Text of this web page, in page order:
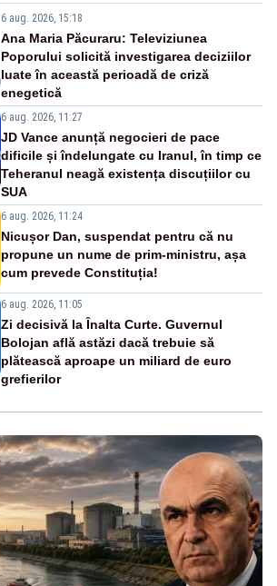
6 aug. 2026, 15:18
Ana Maria Păcuraru: Televiziunea
Poporului solicită investigarea deciziilor
luate în această perioadă de criză
enegetică
6 aug. 2026, 11:27
JD Vance anunță negocieri de pace
dificile și îndelungate cu Iranul, în timp ce
Teheranul neagă existența discuțiilor cu
SUA
6 aug. 2026, 11:24
Nicușor Dan, suspendat pentru că nu
propune un nume de prim-ministru, așa
cum prevede Constituția!
6 aug. 2026, 11:05
Zi decisivă la Înalta Curte. Guvernul
Bolojan află astăzi dacă trebuie să
plătească aproape un miliard de euro
grefierilor